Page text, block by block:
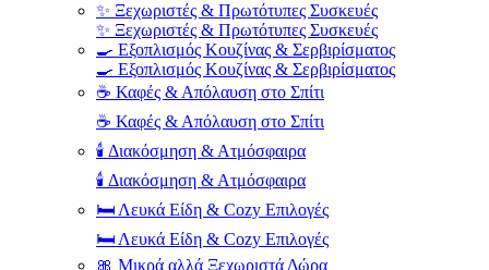
✨ Ξεχωριστές & Πρωτότυπες Συσκευές
✨ Ξεχωριστές & Πρωτότυπες Συσκευές
🍳 Εξοπλισμός Κουζίνας & Σερβιρίσματος
🍳 Εξοπλισμός Κουζίνας & Σερβιρίσματος
☕ Καφές & Απόλαυση στο Σπίτι
☕ Καφές & Απόλαυση στο Σπίτι
🕯️ Διακόσμηση & Ατμόσφαιρα
🕯️ Διακόσμηση & Ατμόσφαιρα
🛏️ Λευκά Είδη & Cozy Επιλογές
🛏️ Λευκά Είδη & Cozy Επιλογές
🎀 Μικρά αλλά Ξεχωριστά Δώρα